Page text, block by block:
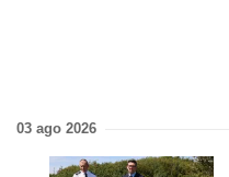
03 ago 2026